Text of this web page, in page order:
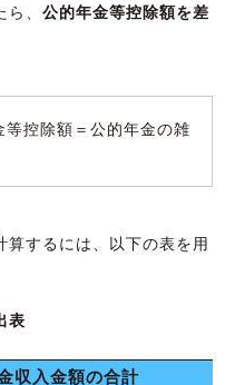
、 公的年金等控除額を差
控除額＝公的年金の雑
するには、以下の表を用
表
収入金額の合計